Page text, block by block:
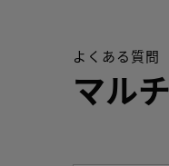
よくある質問
マル